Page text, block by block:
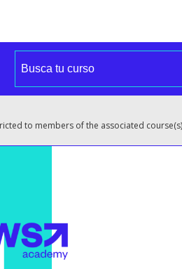
to members of the associated